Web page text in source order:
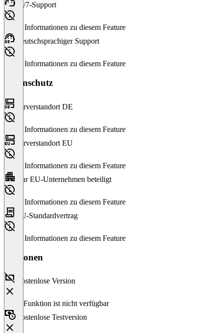
24/7-Support
Keine Informationen zu diesem Feature
Deutschsprachiger Support
Keine Informationen zu diesem Feature
Datenschutz
Serverstandort DE
Keine Informationen zu diesem Feature
Serverstandort EU
Keine Informationen zu diesem Feature
Nur EU-Unternehmen beteiligt
Keine Informationen zu diesem Feature
EU-Standardvertrag
Keine Informationen zu diesem Feature
Versionen
Kostenlose Version
Diese Funktion ist nicht verfügbar
Kostenlose Testversion